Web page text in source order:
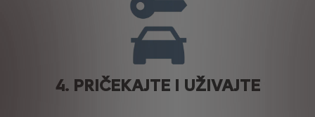
4. PRIČEKAJTE I UŽIVAJTE